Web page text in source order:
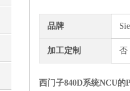
品牌
加工定制 否
西门子840D系统NCU的